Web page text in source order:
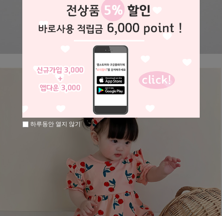
하루동안 열지 않기